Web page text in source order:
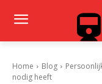
Home Blog
nodig heeft